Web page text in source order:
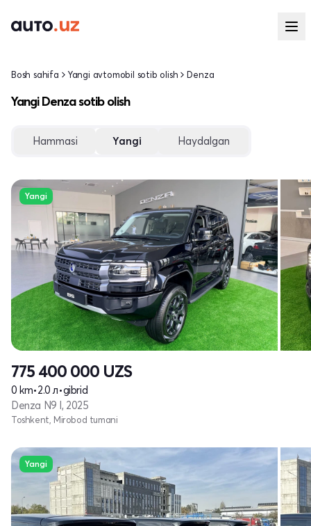
Bosh sahifa Yangi avtomobil sotib olish Denza
Yangi Denza sotib olish
Hammasi Yangi Haydalgan
Yangi
775 400 000 UZS
0 km•2.0 л•gibrid
Denza N9 I, 2025
Toshkent, Mirobod tumani
Yangi